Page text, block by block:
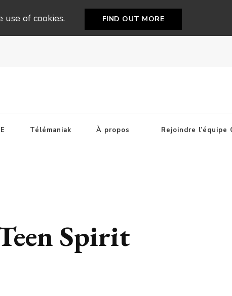
of cookies. FIND OUT MORE
Télémaniak À propos Rejoindre l’équipe
Spirit